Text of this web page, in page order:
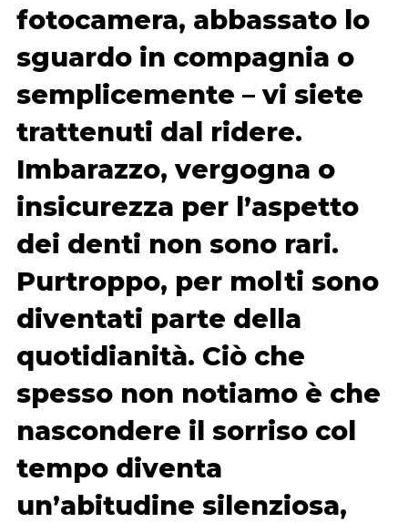
fotocamera, abbassato lo
sguardo in compagnia o
semplicemente – vi siete
trattenuti dal ridere.
Imbarazzo, vergogna o
insicurezza per l’aspetto
dei denti non sono rari.
Purtroppo, per molti sono
diventati parte della
quotidianità. Ciò che
spesso non notiamo è che
nascondere il sorriso col
tempo diventa
un’abitudine silenziosa,